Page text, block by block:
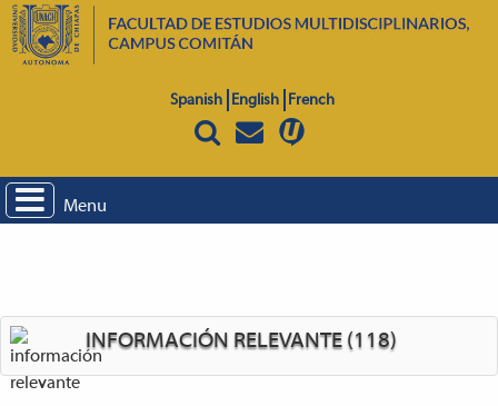
Spanish English French
Menu
INFORMACIÓN RELEVANTE (118)